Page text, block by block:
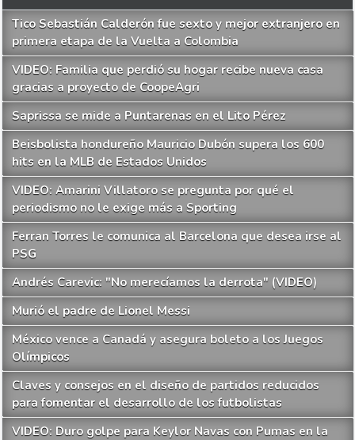
Tico Sebastián Calderón fue sexto y mejor extranjero en
primera etapa de la Vuelta a Colombia
VIDEO: Familia que perdió su hogar recibe nueva casa
gracias a proyecto de CoopeAgri
Saprissa se mide a Puntarenas en el Lito Pérez
Beisbolista hondureño Mauricio Dubón supera los 600
hits en la MLB de Estados Unidos
VIDEO: Amarini Villatoro se pregunta por qué el
periodismo no le exige más a Sporting
Ferran Torres le comunica al Barcelona que desea irse al
PSG
Andrés Carevic: "No merecíamos la derrota" (VIDEO)
Murió el padre de Lionel Messi
México vence a Canadá y asegura boleto a los Juegos
Olímpicos
Claves y consejos en el diseño de partidos reducidos
para fomentar el desarrollo de los futbolistas
VIDEO: Duro golpe para Keylor Navas con Pumas en la